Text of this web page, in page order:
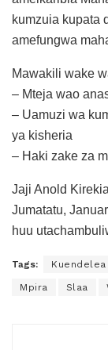
kumzuia kupata
amefungwa
Mawakili wake
– Mteja wao
– Uamuzi wa
ya kisheria
– Haki zake za
Jaji Anold
Jumatatu,
huu
Tags: Kuendelea
Mpira Slaa